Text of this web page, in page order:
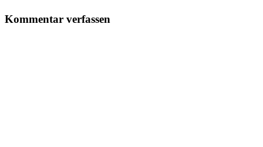
Kommentar verfassen